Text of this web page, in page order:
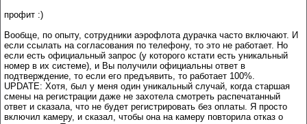
профит :)
Вообще, по опыту, сотрудники аэрофлота дурачка часто включают. И
если ссылать на согласования по телефону, то это не работает. Но
если есть официальный запрос (у которого кстати есть уникальный
номер в их системе), и Вы получили официальны ответ в
подтверждение, то если его предъявить, то работает 100%.
UPDATE: Хотя, был у меня один уникальный случай, когда старшая
смены на регистрации даже не захотела смотреть распечатанный
ответ и сказала, что не будет регистрировать без оплаты. Я просто
включил камеру, и сказал, чтобы она на камеру повторила отказ о